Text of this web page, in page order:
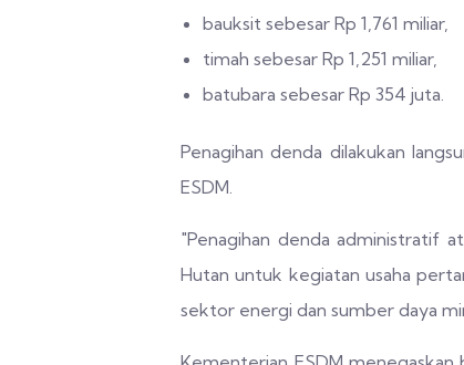
bauksit sebesar Rp 1,761 miliar,
timah sebesar Rp 1,251 miliar,
batubara sebesar Rp 354 juta.
Penagihan denda dilakukan
ESDM.
"Penagihan denda administratif
Hutan untuk kegiatan usaha
sektor energi dan sumber daya